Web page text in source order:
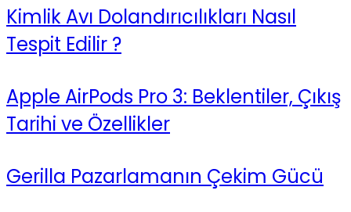
Kimlik Avı Dolandırıcılıkları Nasıl
Tespit Edilir ?
Apple AirPods Pro 3: Beklentiler, Çıkış
Tarihi ve Özellikler
Gerilla Pazarlamanın Çekim Gücü